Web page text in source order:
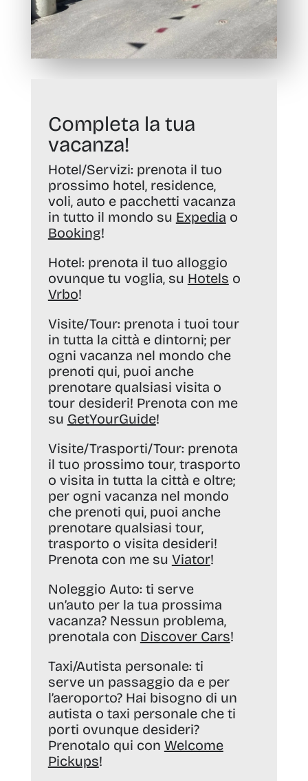
Completa la tua
vacanza!
Hotel/Servizi: prenota il tuo
prossimo hotel, residence,
voli, auto e pacchetti vacanza
in tutto il mondo su Expedia o
Booking!
Hotel: prenota il tuo alloggio
ovunque tu voglia, su Hotels o
Vrbo!
Visite/Tour: prenota i tuoi tour
in tutta la città e dintorni; per
ogni vacanza nel mondo che
prenoti qui, puoi anche
prenotare qualsiasi visita o
tour desideri! Prenota con me
su GetYourGuide!
Visite/Trasporti/Tour: prenota
il tuo prossimo tour, trasporto
o visita in tutta la città e oltre;
per ogni vacanza nel mondo
che prenoti qui, puoi anche
prenotare qualsiasi tour,
trasporto o visita desideri!
Prenota con me su Viator!
Noleggio Auto: ti serve
un’auto per la tua prossima
vacanza? Nessun problema,
prenotala con Discover Cars!
Taxi/Autista personale: ti
serve un passaggio da e per
l’aeroporto? Hai bisogno di un
autista o taxi personale che ti
porti ovunque desideri?
Prenotalo qui con Welcome
Pickups!